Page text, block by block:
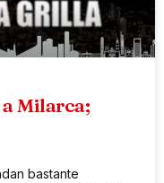
Milarca;
bastante